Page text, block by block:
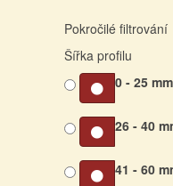
Pokročilé filtrování
Šířka profilu
0 - 25
26 - 40
41 - 60